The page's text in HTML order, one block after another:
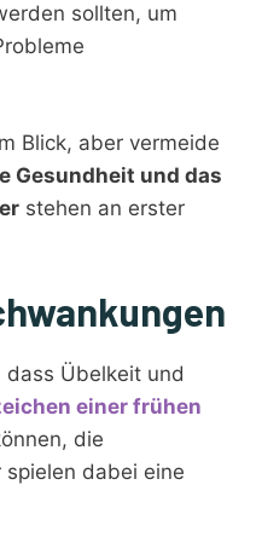
sollten, um
Blick, aber vermeide
Gesundheit und das
stehen an erster
Übelkeit und
einer frühen
die
spielen dabei eine